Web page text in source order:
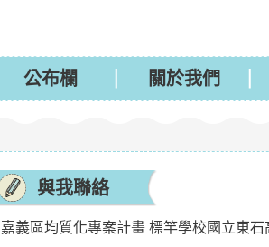
公布欄 關於我們
與我聯絡
嘉義區均質化專案計畫 標竿學校國立東石